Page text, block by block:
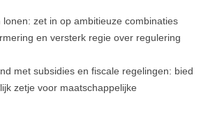
lonen: zet in op ambitieuze combinaties
en versterk regie over regulering
met subsidies en fiscale regelingen: bied
zetje voor maatschappelijke